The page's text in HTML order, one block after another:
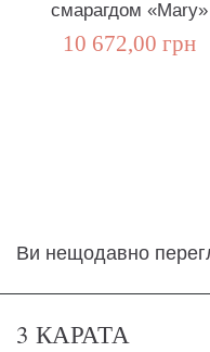
смарагдом «Mary»
10 672,00 грн
Ви нещодавно
3 КАРАТА